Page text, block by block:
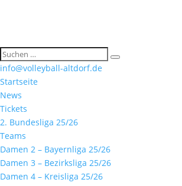
info@volleyball-altdorf.de
Startseite
News
Tickets
2. Bundesliga 25/26
Teams
Damen 2 – Bayernliga 25/26
Damen 3 – Bezirksliga 25/26
Damen 4 – Kreisliga 25/26